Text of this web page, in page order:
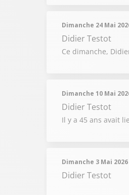
Dimanche 24 Mai
Didier Testot
Ce dimanche,
Dimanche 10 Mai
Didier Testot
Il y a 45 ans avait
Dimanche 3 Mai 2026
Didier Testot